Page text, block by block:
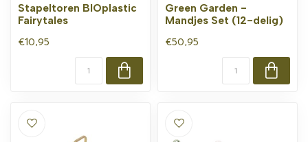
Stapeltoren BIOplastic
Fairytales
€10,95
Green Garden -
Mandjes Set (12-delig)
€50,95